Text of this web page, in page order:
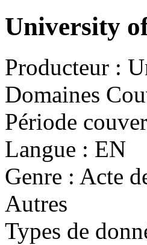
University
Producteur :
Domaines
Période
Langue : EN
Genre : Acte
Autres
Types de